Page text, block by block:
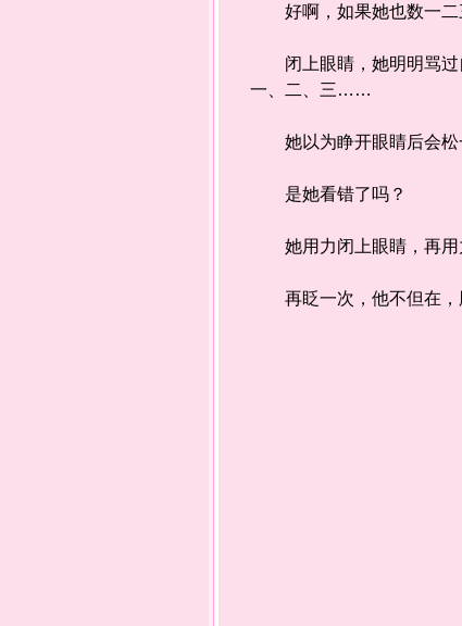
好啊，如果她也数一二三
闭上眼睛，她明明骂过
一、二、三……
她以为睁开眼睛后会松
是她看错了吗？
她用力闭上眼睛，再用
再眨一次，他不但在，